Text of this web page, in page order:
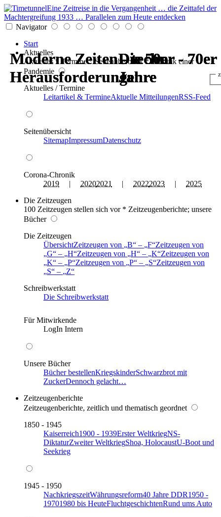
Eine Zeitreise in die Vergangenheit … die Zeittafel der
Machtergreifung 1933 … Parallelen zum Heute entdecken
Navigator
Start
Aktuelles
Aktuelles * Termine * Seitenüberblick * Chronik einer
Pandemie
Aktuelles / Termine
Leitartikel & TermineAktuelle MitteilungenRSS-Feed
Seitenübersicht
SitemapImpressumDatenschutz
Corona-Chronik
2019 | 20202021 | 20222023 | 2025
Die Zeitzeugen
100 Zeitzeugen stellen sich vor * Zeitzeugenberichte; unsere
Bücher
Die Zeitzeugen
ÜbersichtZeitzeugen von B – F Zeitzeugen von
G
– H Zeitzeugen von H – K Zeitzeugen von
K
– P Zeitzeugen von P – S Zeitzeugen von
S
–
Z
Schreibwerkstatt
Die Schreibwerkstatt
Für Mitwirkende
LogIn Intern
Unsere Bücher
Bücher bestellenKriegskinderSchwarzbrot mit
ZuckerDennoch gelacht…
Zeitzeugenberichte
Zeitzeugenberichte, zeitlich und thematisch geordnet
1850 - 1945
Kaiserreich1900 - 1939Erster WeltkriegNS-
DiktaturZweiter WeltkriegShoa, HolocaustU-Boot und
Seekrieg
1945 - 1950
NachkriegszeitWährungsreform40 Jahre DDR1950 -
19701980 bis HeuteFluchtgeschichtenRund ums Auto
Die 50er - 70er
Jahre
Moderne Zeiten - techn.
Herausforderungen
Die 50er - 70er
Jahre
Die 50er - 70er
Jahre
Moderne Zeiten - techn.
Herausforderungen
Die 50er - 70er
Jahre